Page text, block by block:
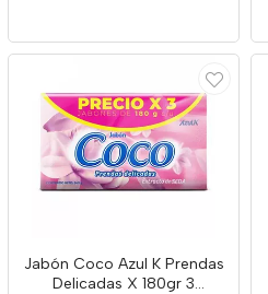
Jabón Coco Azul K Prendas
Delicadas X 180gr 3